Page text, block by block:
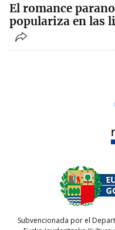
El romance
populariza en las
Subvencionada por el